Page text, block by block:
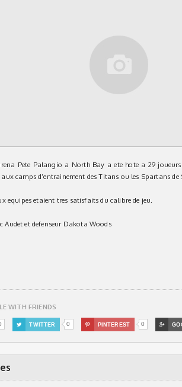
Pete Palangio a North Bay a ete hote a 29 joueurs
camps d’entrainement des Titans ou les Spartans de
equipes etaient tres satisfaits du calibre de jeu.
Audet et defenseur Dakota Woods
WITH FRIENDS
 TWITTER 0  PINTEREST 0 